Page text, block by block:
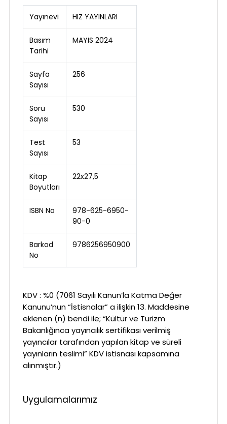
Yayınevi HIZ YAYINLARI
Basım
Tarihi
MAYIS 2024
Sayfa
Sayısı
256
Soru
Sayısı
530
Test
Sayısı
53
Kitap
Boyutları
22x27,5
ISBN No
978-625-6950-
90-0
Barkod
No
9786256950900
KDV : %0 (7061 Sayılı Kanun’la Katma Değer
Kanunu’nun “İstisnalar” a ilişkin 13. Maddesine
eklenen (n) bendi ile; “Kültür ve Turizm
Bakanlığınca yayıncılık sertifikası verilmiş
yayıncılar tarafından yapılan kitap ve süreli
yayınların teslimi” KDV istisnası kapsamına
alınmıştır.)
Uygulamalarımız